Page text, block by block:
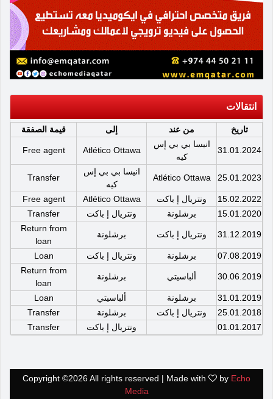
انتقالات
تاريخ من عند إلى قيمة الصفقة
31.01.2024
انيسا بي بي إس
كيه
Atlético Ottawa
Free agent
25.01.2023
Atlético Ottawa
انيسا بي بي إس
كيه
Transfer
15.02.2022 ونتريال إ باكت Atlético Ottawa
Free agent
15.01.2020
برشلونة ونتريال إ باكت Transfer
31.12.2019 ونتريال إ باكت برشلونة
Return from
loan
07.08.2019
برشلونة ونتريال إ باكت Loan
30.06.2019 ألباسيتي برشلونة
Return from
loan
31.01.2019
برشلونة ألباسيتي
Loan
25.01.2018
ونتريال إ باكت برشلونة
Transfer
01.01.2017
ونتريال إ باكت Transfer
Copyright ©2026 All rights reserved | Made with by Echo
Media